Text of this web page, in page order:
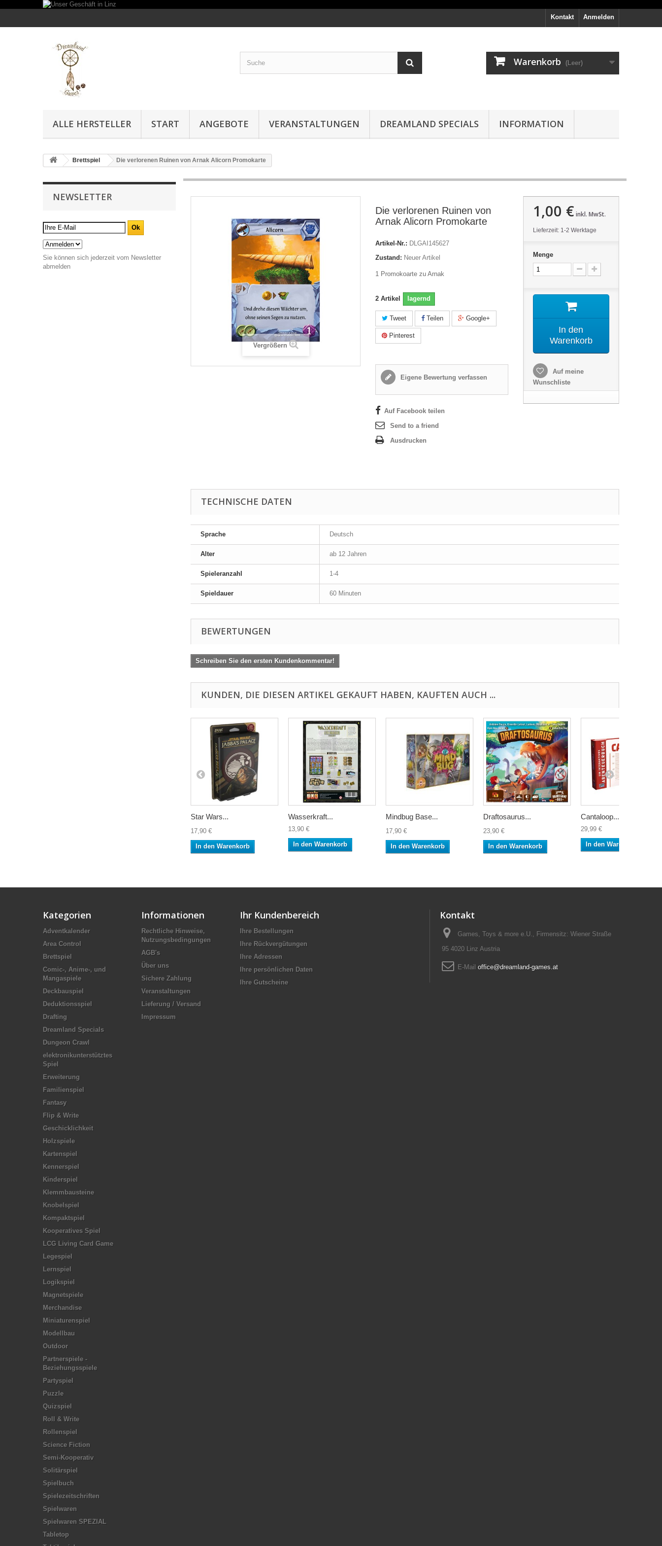
Anmelden
Kontakt
Warenkorb (Leer)
ALLE HERSTELLER START ANGEBOTE VERANSTALTUNGEN DREAMLAND SPECIALS INFORMATION
Brettspiel Die verlorenen Ruinen von Arnak Alicorn Promokarte
NEWSLETTER
Sie können sich jederzeit vom Newsletter
abmelden
Vergrößern
Die verlorenen Ruinen von
Arnak Alicorn Promokarte
Artikel-Nr.: DLGAI145627
Zustand: Neuer Artikel
1 Promokoarte zu Arnak
2 Artikel lagernd
Tweet Teilen Google+
Pinterest
Eigene Bewertung verfassen
Auf Facebook teilen
Send to a friend
Ausdrucken
1,00 € inkl. MwSt.
Lieferzeit: 1-2 Werktage
Menge
In den
Warenkorb
Auf meine
Wunschliste
TECHNISCHE DATEN
Sprache Deutsch
Alter ab 12 Jahren
Spieleranzahl 1-4
Spieldauer 60 Minuten
BEWERTUNGEN
Schreiben Sie den ersten Kundenkommentar!
KUNDEN, DIE DIESEN ARTIKEL GEKAUFT HABEN, KAUFTEN AUCH ...
Star Wars...
17,90 €
In den Warenkorb
Wasserkraft...
13,90 €
In den Warenkorb
Mindbug Base...
17,90 €
In den Warenkorb
Draftosaurus...
23,90 €
In den Warenkorb
Cantaloop...
29,99 €
In den Warenkorb
Kategorien
Adventkalender
Area Control
Brettspiel
Comic-, Anime-, und
Mangaspiele
Deckbauspiel
Deduktionsspiel
Drafting
Dreamland Specials
Dungeon Crawl
elektronikunterstütztes
Spiel
Erweiterung
Familienspiel
Fantasy
Flip & Write
Geschicklichkeit
Holzspiele
Kartenspiel
Kennerspiel
Kinderspiel
Klemmbausteine
Knobelspiel
Kompaktspiel
Kooperatives Spiel
LCG Living Card Game
Legespiel
Lernspiel
Logikspiel
Magnetspiele
Merchandise
Miniaturenspiel
Modellbau
Outdoor
Partnerspiele -
Beziehungsspiele
Partyspiel
Puzzle
Quizspiel
Roll & Write
Rollenspiel
Science Fiction
Semi-Kooperativ
Solitärspiel
Spielbuch
Spielezeitschriften
Spielwaren
Spielwaren SPEZIAL
Tabletop
Informationen
Rechtliche Hinweise,
Nutzungsbedingungen
AGB's
Über uns
Sichere Zahlung
Veranstaltungen
Lieferung / Versand
Impressum
Ihr Kundenbereich
Ihre Bestellungen
Ihre Rückvergütungen
Ihre Adressen
Ihre persönlichen Daten
Ihre Gutscheine
Kontakt
Games, Toys & more e.U., Firmensitz: Wiener Straße
95 4020 Linz Austria
E-Mail office@dreamland-games.at